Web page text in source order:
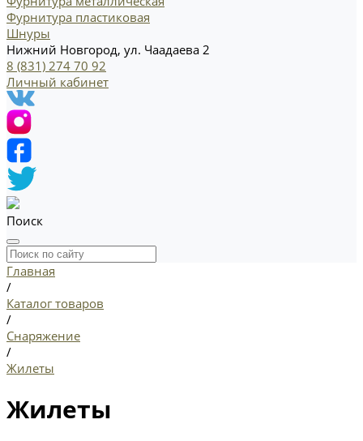
Фурнитура пластиковая
Шнуры
Нижний Новгород, ул. Чаадаева 2
8 (831) 274 70 92
Личный кабинет
Поиск
Главная
/
Каталог товаров
/
Снаряжение
/
Жилеты
Жилеты